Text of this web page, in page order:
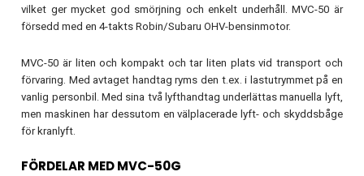
vilket ger mycket god smörjning och enkelt underhåll. MVC-50 är
försedd med en 4-takts Robin/Subaru OHV-bensinmotor.
MVC-50 är liten och kompakt och tar liten plats vid transport och
förvaring. Med avtaget handtag ryms den t.ex. i lastutrymmet på en
vanlig personbil. Med sina två lyfthandtag underlättas manuella lyft,
men maskinen har dessutom en välplacerade lyft- och skyddsbåge
för kranlyft.
FÖRDELAR MED MVC-50G